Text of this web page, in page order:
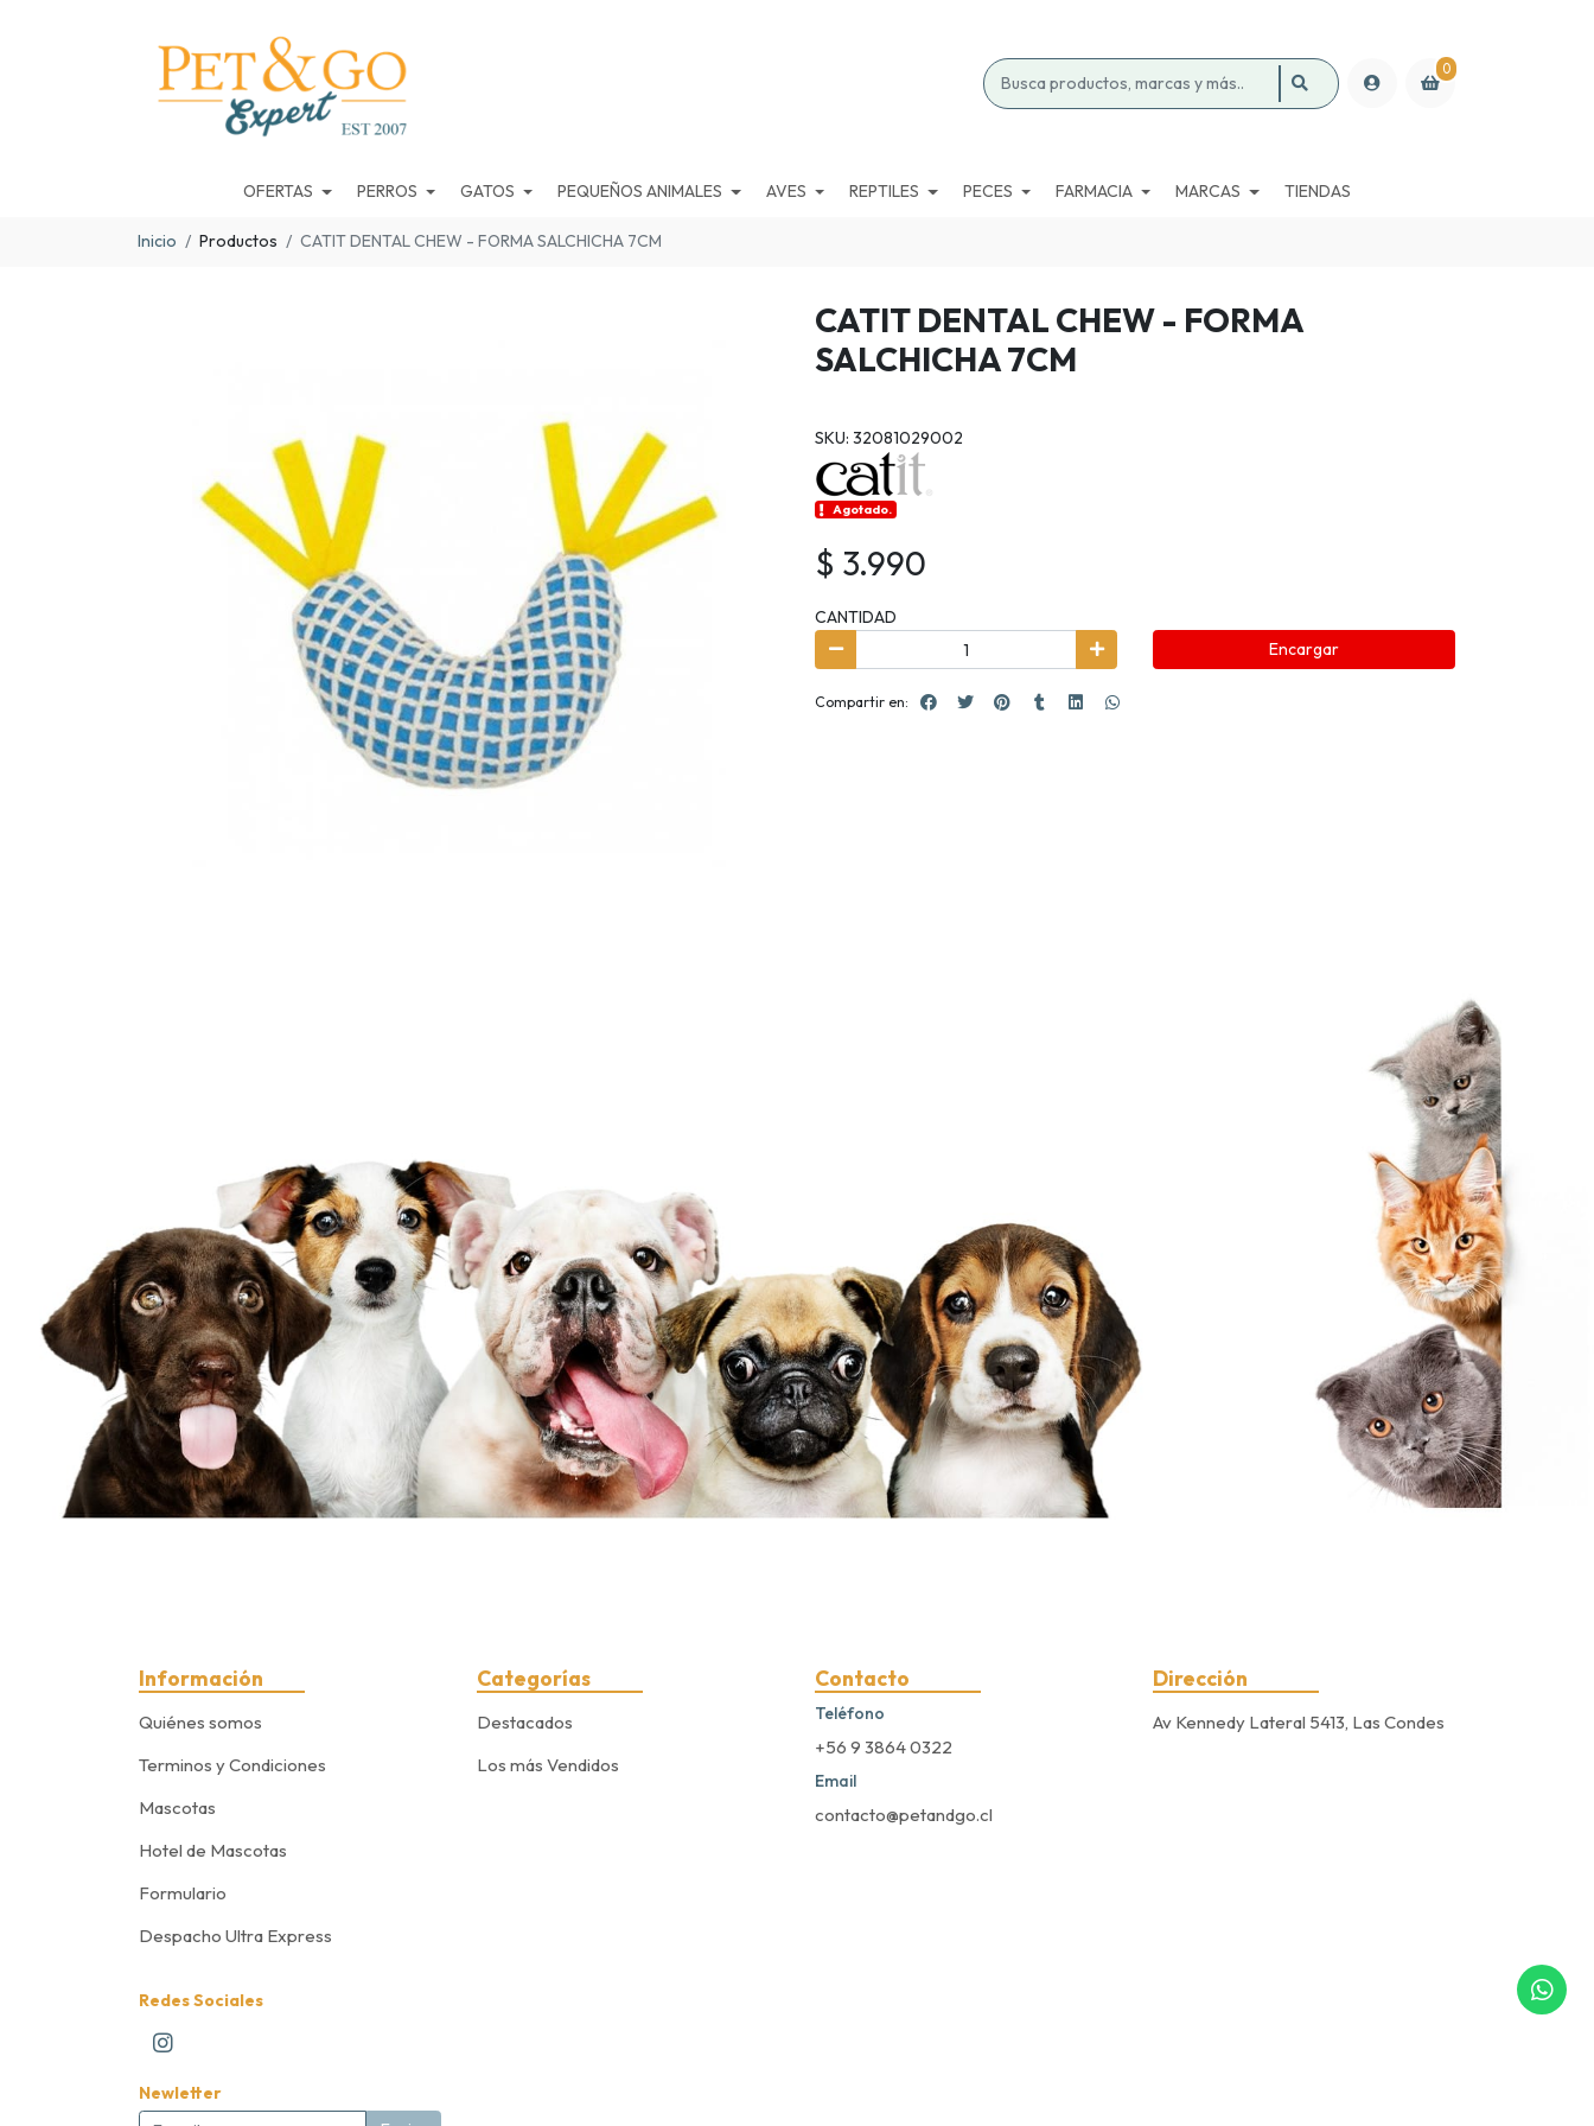
0
OFERTAS PERROS GATOS PEQUEÑOS ANIMALES AVES REPTILES PECES FARMACIA MARCAS TIENDAS
Inicio Productos CATIT DENTAL CHEW - FORMA SALCHICHA 7CM
CATIT DENTAL CHEW - FORMA
SALCHICHA 7CM
SKU: 32081029002
Agotado.
$ 3.990
CANTIDAD
Encargar
Compartir en:
Información
Quiénes somos
Terminos y Condiciones
Mascotas
Hotel de Mascotas
Formulario
Despacho Ultra Express
Categorías
Destacados
Los más Vendidos
Contacto
Teléfono
+56 9 3864 0322
Email
contacto@petandgo.cl
Dirección
Av Kennedy Lateral 5413, Las Condes
Redes Sociales
Newletter